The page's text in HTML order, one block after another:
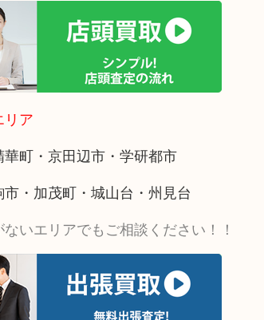
リア
町・京田辺市・学研都市
・加茂町・城山台・州見台
ないエリアでもご相談ください！！